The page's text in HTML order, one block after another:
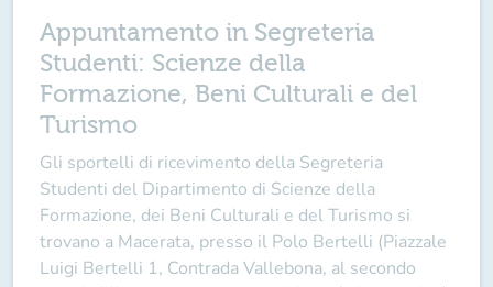
Appuntamento in Segreteria
Studenti: Scienze della
Formazione, Beni Culturali e del
Turismo
Gli sportelli di ricevimento della Segreteria
Studenti del Dipartimento di Scienze della
Formazione, dei Beni Culturali e del Turismo si
trovano a Macerata, presso il Polo Bertelli (Piazzale
Luigi Bertelli 1, Contrada Vallebona, al secondo